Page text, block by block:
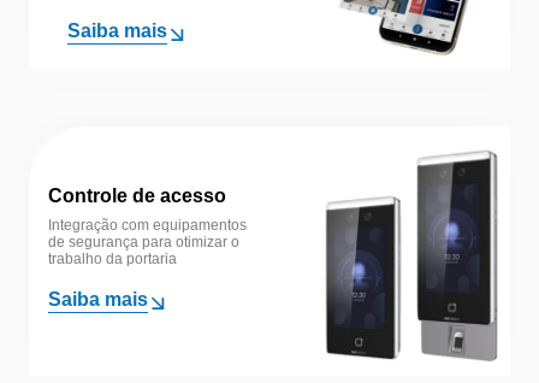
Saiba mais
Controle de acesso
Integração com equipamentos
de segurança para otimizar o
trabalho da portaria
Saiba mais